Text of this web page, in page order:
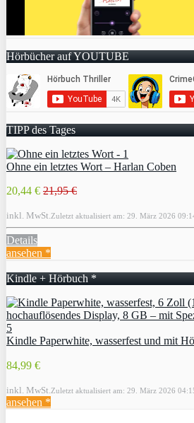
Hörbücher auf YOUTUBE
TIPP des Tages
Ohne ein letztes Wort – Harlan Coben
20,44 € 21,95 €
inkl. MwSt. Zuletzt aktualisiert am: 29. März 2026
Details
ansehen *
Kindle + Hörbuch *
Kindle Paperwhite, wasserfest und mit
84,99 €
inkl. MwSt. Zuletzt aktualisiert am: 29. März 2026
ansehen *